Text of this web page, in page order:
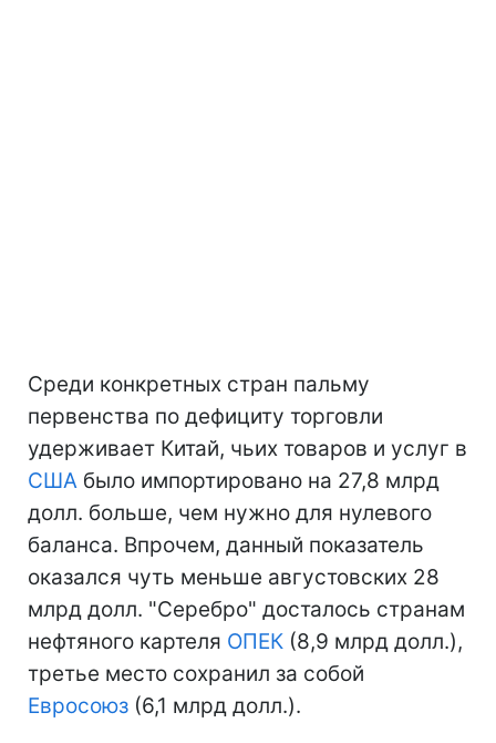
Среди конкретных стран пальму
первенства по дефициту торговли
удерживает Китай, чьих товаров и услуг в
США было импортировано на 27,8 млрд
долл. больше, чем нужно для нулевого
баланса. Впрочем, данный показатель
оказался чуть меньше августовских 28
млрд долл. "Серебро" досталось странам
нефтяного картеля ОПЕК (8,9 млрд долл.),
третье место сохранил за собой
Евросоюз (6,1 млрд долл.).